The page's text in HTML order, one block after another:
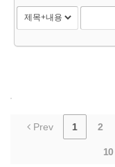
Prev 1 2
10